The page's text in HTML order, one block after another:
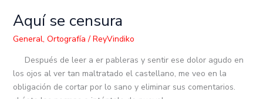
Aquí se censura
General, Ortografía / ReyVindiko
Después de leer a er pableras y sentir ese dolor agudo en
los ojos al ver tan maltratado el castellano, me veo en la
obligación de cortar por lo sano y eliminar sus comentarios.
Aquí
censura